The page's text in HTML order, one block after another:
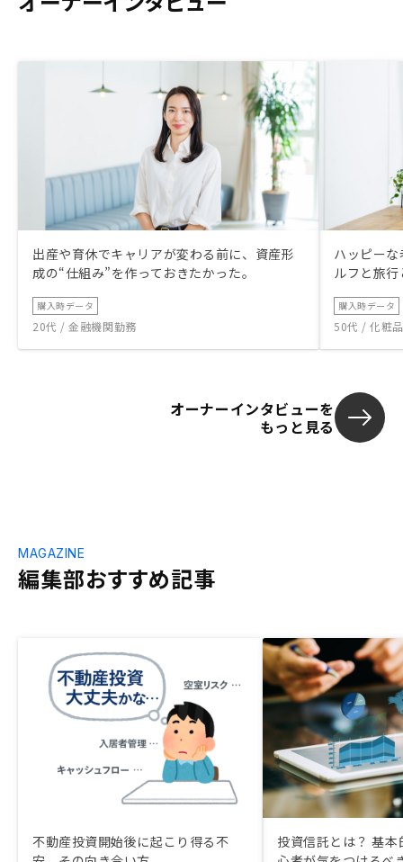
出産や育休でキャリアが変わる前に、資産形
成の“仕組み”を作っておきたかった。
購入時データ
20代 / 金融機関勤務
ハッピー
ルフと旅
購入時データ
50代 / 化粧
オーナーインタビューを
もっと見る
編集部おすすめ記事
MAGAZINE
不動産投資開始後に起こり得る不
投資信託とは？ 基